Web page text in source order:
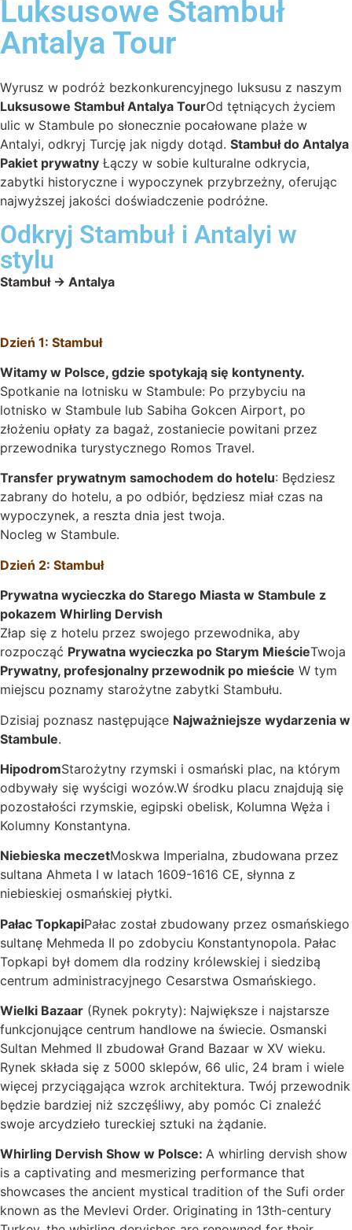
Luksusowe Stambuł
Antalya Tour
Wyrusz w podróż bezkonkurencyjnego luksusu z naszym
Luksusowe Stambuł Antalya TourOd tętniących życiem
ulic w Stambule po słonecznie pocałowane plaże w
Antalyi, odkryj Turcję jak nigdy dotąd. Stambuł do Antalya
Pakiet prywatny Łączy w sobie kulturalne odkrycia,
zabytki historyczne i wypoczynek przybrzeżny, oferując
najwyższej jakości doświadczenie podróżne.
Odkryj Stambuł i Antalyi w
stylu
Stambuł → Antalya
Dzień 1: Stambuł
Witamy w Polsce, gdzie spotykają się kontynenty.
Spotkanie na lotnisku w Stambule: Po przybyciu na
lotnisko w Stambule lub Sabiha Gokcen Airport, po
złożeniu opłaty za bagaż, zostaniecie powitani przez
przewodnika turystycznego Romos Travel.
Transfer prywatnym samochodem do hotelu: Będziesz
zabrany do hotelu, a po odbiór, będziesz miał czas na
wypoczynek, a reszta dnia jest twoja.
Nocleg w Stambule.
Dzień 2: Stambuł
Prywatna wycieczka do Starego Miasta w Stambule z
pokazem Whirling Dervish
Złap się z hotelu przez swojego przewodnika, aby
rozpocząć Prywatna wycieczka po Starym MieścieTwoja
Prywatny, profesjonalny przewodnik po mieście W tym
miejscu poznamy starożytne zabytki Stambułu.
Dzisiaj poznasz następujące Najważniejsze wydarzenia w
Stambule.
HipodromStarożytny rzymski i osmański plac, na którym
odbywały się wyścigi wozów.W środku placu znajdują się
pozostałości rzymskie, egipski obelisk, Kolumna Węża i
Kolumny Konstantyna.
Niebieska meczetMoskwa Imperialna, zbudowana przez
sultana Ahmeta I w latach 1609-1616 CE, słynna z
niebieskiej osmańskiej płytki.
Pałac TopkapiPałac został zbudowany przez osmańskiego
sultanę Mehmeda II po zdobyciu Konstantynopola. Pałac
Topkapi był domem dla rodziny królewskiej i siedzibą
centrum administracyjnego Cesarstwa Osmańskiego.
Wielki Bazaar (Rynek pokryty): Największe i najstarsze
funkcjonujące centrum handlowe na świecie. Osmanski
Sultan Mehmed II zbudował Grand Bazaar w XV wieku.
Rynek składa się z 5000 sklepów, 66 ulic, 24 bram i wiele
więcej przyciągająca wzrok architektura. Twój przewodnik
będzie bardziej niż szczęśliwy, aby pomóc Ci znaleźć
swoje arcydzieło tureckiej sztuki na żądanie.
Whirling Dervish Show w Polsce: A whirling dervish show
is a captivating and mesmerizing performance that
showcases the ancient mystical tradition of the Sufi order
known as the Mevlevi Order. Originating in 13th-century